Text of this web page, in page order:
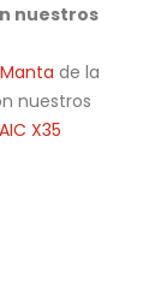
nuestros
de la
nuestros
X35